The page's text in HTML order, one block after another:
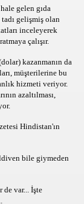
gelen gıda
gelişmiş olan
inceleyerek
çalışır.
kazanmanın da
müşterilerine bu
hizmeti veriyor.
azaltılması,
Hindistan'ın
bile giymeden
de var... İşte